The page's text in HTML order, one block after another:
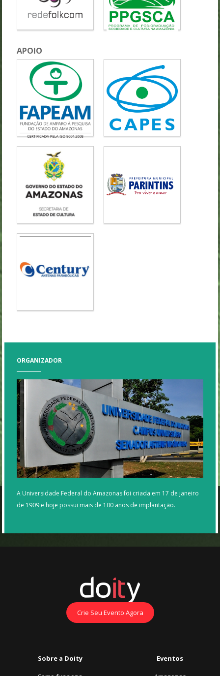
APOIO
ORGANIZADOR
A Universidade Federal do Amazonas foi criada em 17 de janeiro
de 1909 e hoje possui mais de 100 anos de implantação.
Crie Seu Evento Agora
Sobre a Doity Eventos